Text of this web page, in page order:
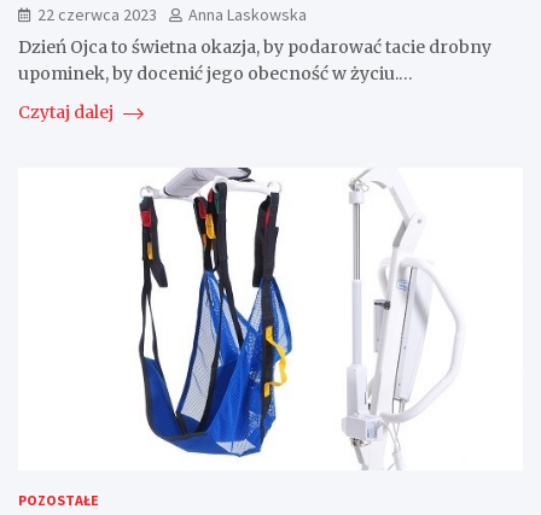
22 czerwca 2023
Anna Laskowska
Dzień Ojca to świetna okazja, by podarować tacie drobny
upominek, by docenić jego obecność w życiu.…
Czytaj dalej
POZOSTAŁE